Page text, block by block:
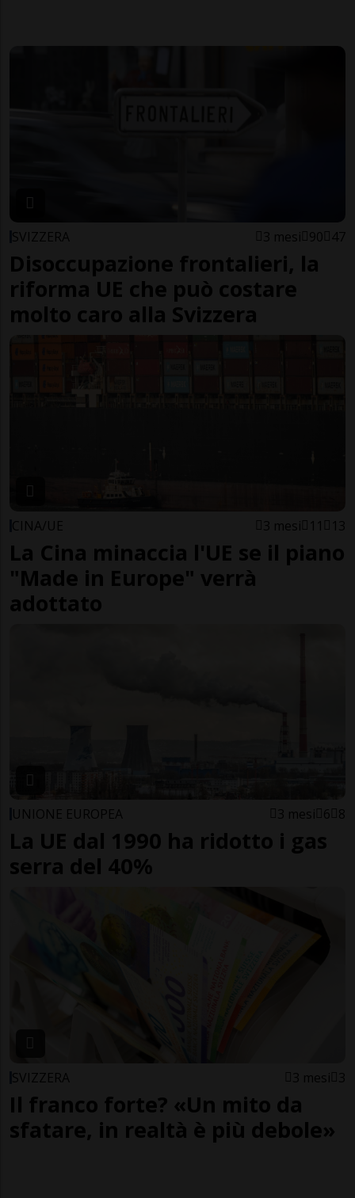
SVIZZERA 3 mesi 90 47
Disoccupazione frontalieri, la
riforma UE che può costare
molto caro alla Svizzera
CINA/UE 3 mesi 11 13
La Cina minaccia l'UE se il piano
"Made in Europe" verrà
adottato
UNIONE EUROPEA 3 mesi 6 8
La UE dal 1990 ha ridotto i gas
serra del 40%
SVIZZERA 3 mesi 3
Il franco forte? «Un mito da
sfatare, in realtà è più debole»